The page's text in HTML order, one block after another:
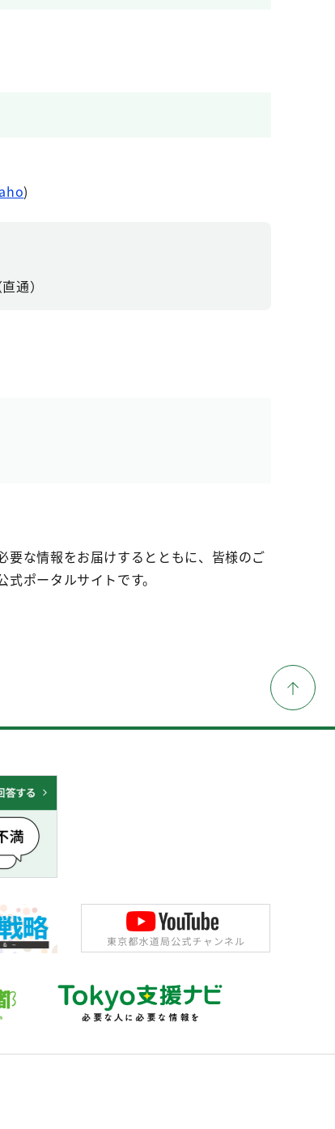
)
通）
な情報をお届けするとともに、皆様のご
ポータルサイトです。